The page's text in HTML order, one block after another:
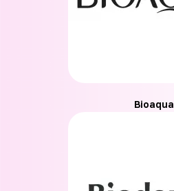
Bioaqua